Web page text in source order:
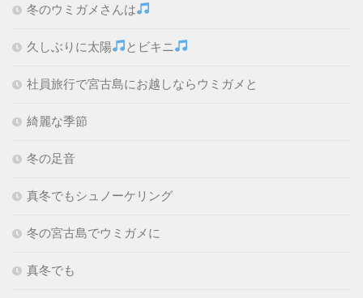
冬のウミガメさんは
久しぶりに太陽 とビキニ
社員旅行で宮古島にお越しならウミガメと
綺麗な季節
冬の足音
真冬でもシュノーケリング
冬の宮古島でウミガメに
真冬でも